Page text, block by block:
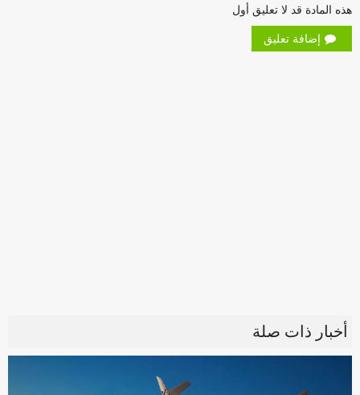
هذه المادة قد لا تعليق أول
إضافة تعليق
أخبار ذات صلة